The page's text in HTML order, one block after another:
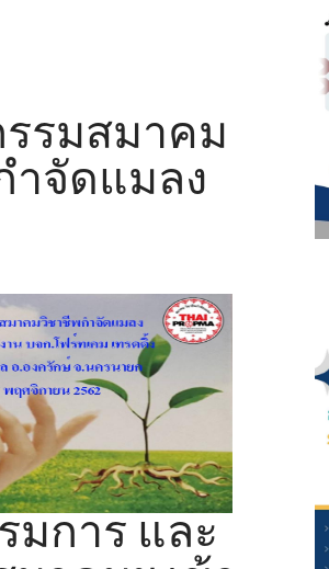
รมสมาคม
ำจัดแมลง
มการ และ